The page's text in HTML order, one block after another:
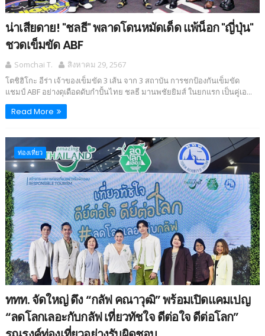
น่าเสียดาย! "ชลธี" พลาดโดนหมัดเด็ด แพ้น็อก "ญี่ปุ่น"
ชวดเข็มขัด ABF
Somchai T.
สิงหาคม 29, 2567
โตชิฮิโกะ อีร่า เจ้าของเข็มขัด 3 เส้น จาก 3 สถาบัน การชกป้องกันเข็มขัด
แชมป์ ABF อย่างดุเดือดดับกำปั้นไทย ชลธี มานพชัยยิมส์ ในยกแรก เป็นคู่เอ...
Read More
ท่องเที่ยว
ททท. จัดใหญ่ ดึง “กลัฟ คณาวุฒิ” พร้อมเปิดแคมเปญ
“ลดโลกเลอะกับกลัฟ เที่ยวทัชใจ ดีต่อใจ ดีต่อโลก”